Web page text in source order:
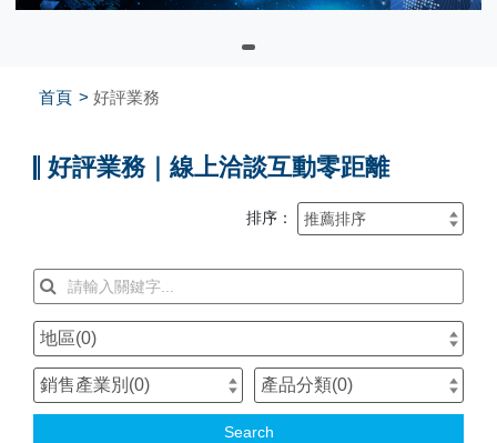
首頁 好評業務
好評業務｜線上洽談互動零距離
排序：
地區(0)
銷售產業別(0) 產品分類(0)
Search